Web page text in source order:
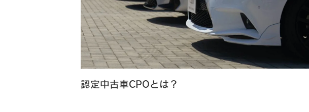
認定中古車CPOとは？